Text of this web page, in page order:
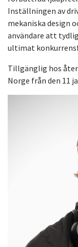
Inställningen av
mekaniska design
användare att
ultimat
Tillgänglig hos
Norge från den 11